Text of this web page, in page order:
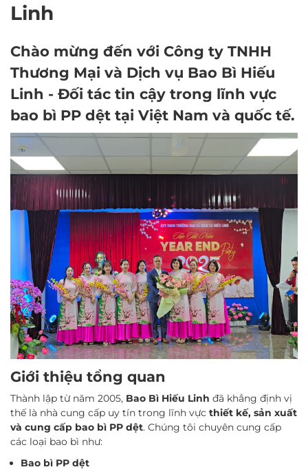
Linh
Chào mừng đến với Công ty TNHH
Thương Mại và Dịch vụ Bao Bì Hiếu
Linh - Đối tác tin cậy trong lĩnh vực
bao bì PP dệt tại Việt Nam và quốc tế.
Giới thiệu tổng quan
Thành lập từ năm 2005, Bao Bì Hiếu Linh đã khẳng định vị
thế là nhà cung cấp uy tín trong lĩnh vực thiết kế, sản xuất
và cung cấp bao bì PP dệt. Chúng tôi chuyên cung cấp
các loại bao bì như:
Bao bì PP dệt